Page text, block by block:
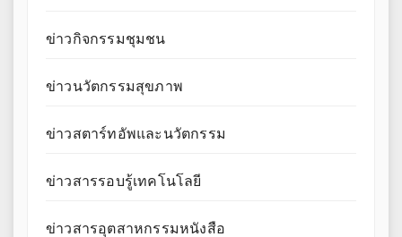
ข่าวกิจกรรมชุมชน
ข่าวนวัตกรรมสุขภาพ
ข่าวสตาร์ทอัพและนวัตกรรม
ข่าวสารรอบรู้เทคโนโลยี
ข่าวสารอุตสาหกรรมหนังสือ